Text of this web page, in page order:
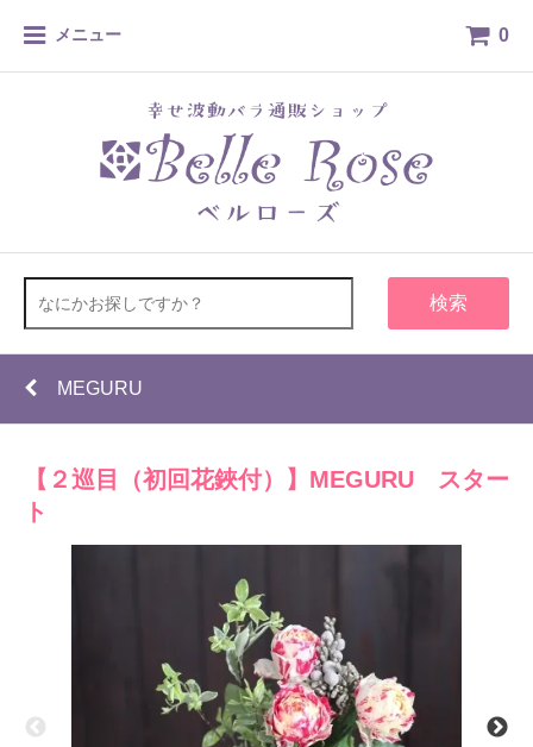
メニュー 0
検索
MEGURU
【２巡目（初回花鋏付）】MEGURU スター
ト